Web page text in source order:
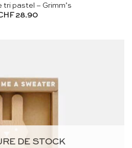
tri pastel – Grimm’s
28.90
DE STOCK